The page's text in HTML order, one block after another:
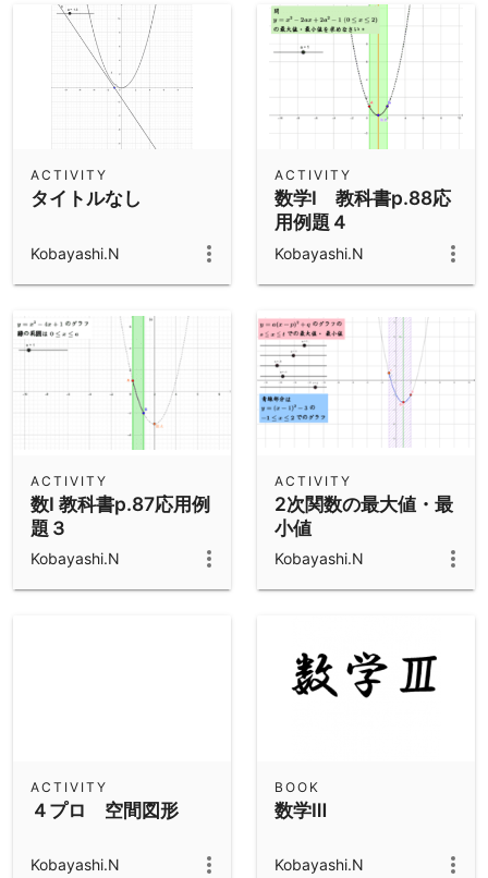
タイトルなし
ACTIVITY
Kobayashi.N
数学Ⅰ 教科書p.88応
用例題４
ACTIVITY
Kobayashi.N
数Ⅰ 教科書p.87応用例
題３
ACTIVITY
Kobayashi.N
2次関数の最大値・最
小値
ACTIVITY
Kobayashi.N
４プロ 空間図形
ACTIVITY
Kobayashi.N
数学Ⅲ
BOOK
Kobayashi.N